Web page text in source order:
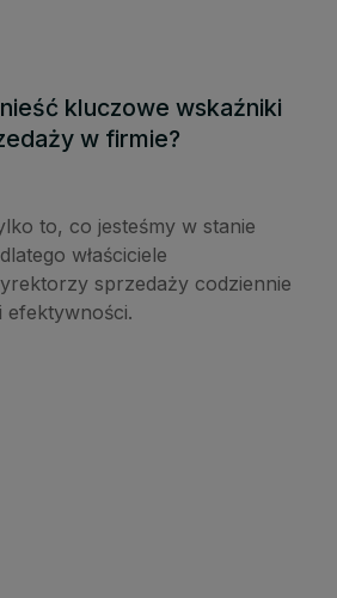
kluczowe wskaźniki
w firmie?
to, co jesteśmy w stanie
właściciele
sprzedaży codziennie
efektywności.